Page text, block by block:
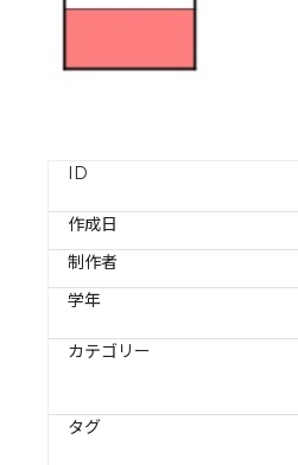
ID
作成日
制作者
学年
カテゴリー
タグ